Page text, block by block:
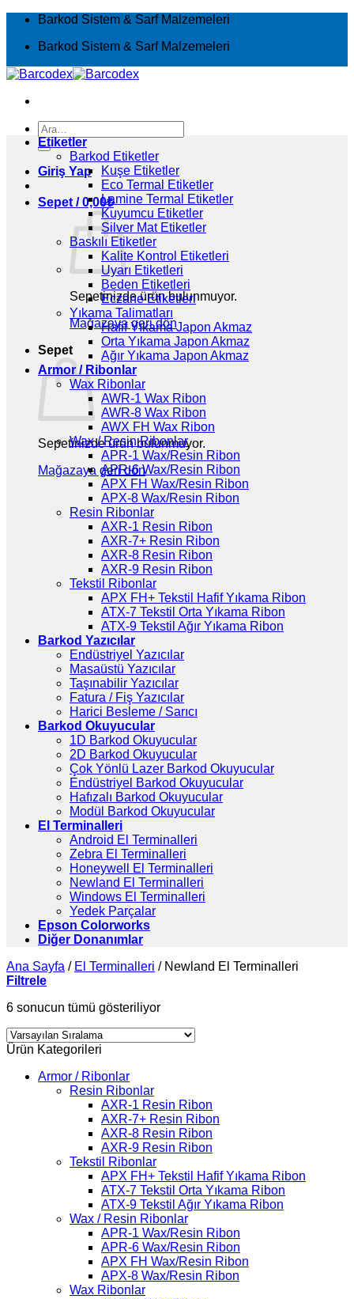
İçeriğeBarkod Sistem & Sarf Malzemeleri
Barkod Sistem & Sarf Malzemeleri
Ara:
Giriş Yap
Sepet /0,00₺
Sepetinizde ürün bulunmuyor.
Mağazaya geri dön
Sepet
Sepetinizde ürün bulunmuyor.
Mağazaya geri dön
Etiketler
Barkod Etiketler
Kuşe Etiketler
Eco Termal Etiketler
Lamine Termal Etiketler
Kuyumcu Etiketler
Silver Mat Etiketler
Baskılı Etiketler
Kalite Kontrol Etiketleri
Uyarı Etiketleri
Beden Etiketleri
Eczane Etiketleri
Yıkama Talimatları
Hafif Yıkama Japon Akmaz
Orta Yıkama Japon Akmaz
Ağır Yıkama Japon Akmaz
Armor / Ribonlar
Wax Ribonlar
AWR-1 Wax Ribon
AWR-8 Wax Ribon
AWX FH Wax Ribon
Wax / Resin Ribonlar
APR-1 Wax/Resin Ribon
APR-6 Wax/Resin Ribon
APX FH Wax/Resin Ribon
APX-8 Wax/Resin Ribon
Resin Ribonlar
AXR-1 Resin Ribon
AXR-7+ Resin Ribon
AXR-8 Resin Ribon
AXR-9 Resin Ribon
Tekstil Ribonlar
APX FH+ Tekstil Hafif Yıkama Ribon
ATX-7 Tekstil Orta Yıkama Ribon
ATX-9 Tekstil Ağır Yıkama Ribon
Barkod Yazıcılar
Endüstriyel Yazıcılar
Masaüstü Yazıcılar
Taşınabilir Yazıcılar
Fatura / Fiş Yazıcılar
Harici Besleme / Sarıcı
Barkod Okuyucular
1D Barkod Okuyucular
2D Barkod Okuyucular
Çok Yönlü Lazer Barkod Okuyucular
Endüstriyel Barkod Okuyucular
Hafızalı Barkod Okuyucular
Modül Barkod Okuyucular
El Terminalleri
Android El Terminalleri
Zebra El Terminalleri
Honeywell El Terminalleri
Newland El Terminalleri
Windows El Terminalleri
Yedek Parçalar
Epson Colorworks
Diğer Donanımlar
Ana Sayfa / El Terminalleri /Newland El Terminalleri
Filtrele
6 sonucun tümü gösteriliyor
Ürün Kategorileri
Armor / Ribonlar
Resin Ribonlar
AXR-1 Resin Ribon
AXR-7+ Resin Ribon
AXR-8 Resin Ribon
AXR-9 Resin Ribon
Tekstil Ribonlar
APX FH+ Tekstil Hafif Yıkama Ribon
ATX-7 Tekstil Orta Yıkama Ribon
ATX-9 Tekstil Ağır Yıkama Ribon
Wax / Resin Ribonlar
APR-1 Wax/Resin Ribon
APR-6 Wax/Resin Ribon
APX FH Wax/Resin Ribon
APX-8 Wax/Resin Ribon
Wax Ribonlar